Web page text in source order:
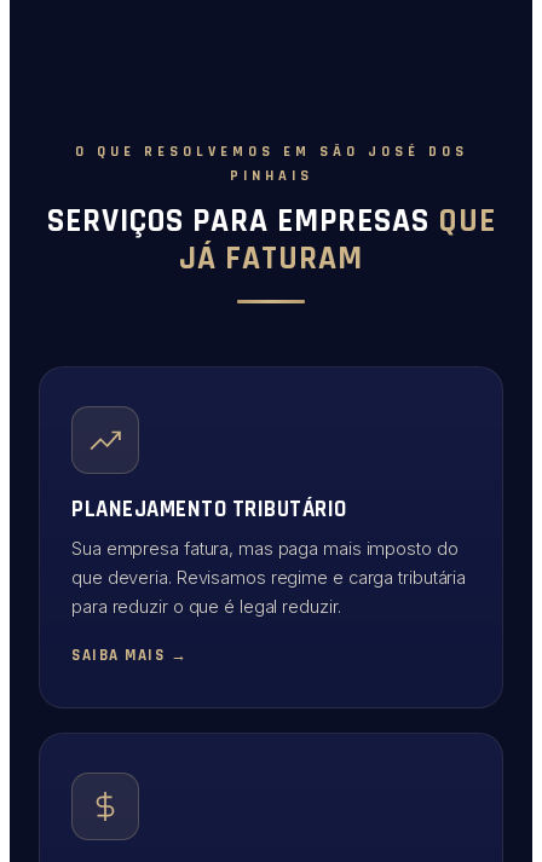
O QUE RESOLVEMOS EM SÃO JOSÉ DOS
PINHAIS
SERVIÇOS PARA EMPRESAS QUE
JÁ FATURAM
PLANEJAMENTO TRIBUTÁRIO
Sua empresa fatura, mas paga mais imposto do
que deveria. Revisamos regime e carga tributária
para reduzir o que é legal reduzir.
SAIBA MAIS →